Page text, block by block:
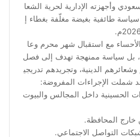
وأجهزته الإدارية لحرية الشعا
طائفية بغيضة مغلّفة بغطاء إ
داري لموسم عاشوراء 1448هـ / 2026م.
مع استقبال شهر محرم وعا
إدارياً، بل سياسة ممنهجة تهدف إلى فصل
الدينية، وتجريدهم تدريجي
شملت الإجراءات المفروضة:
الحسينية داخل المجالس والبيوت
خارج المحافظة.
التواصل الاجتماعي.